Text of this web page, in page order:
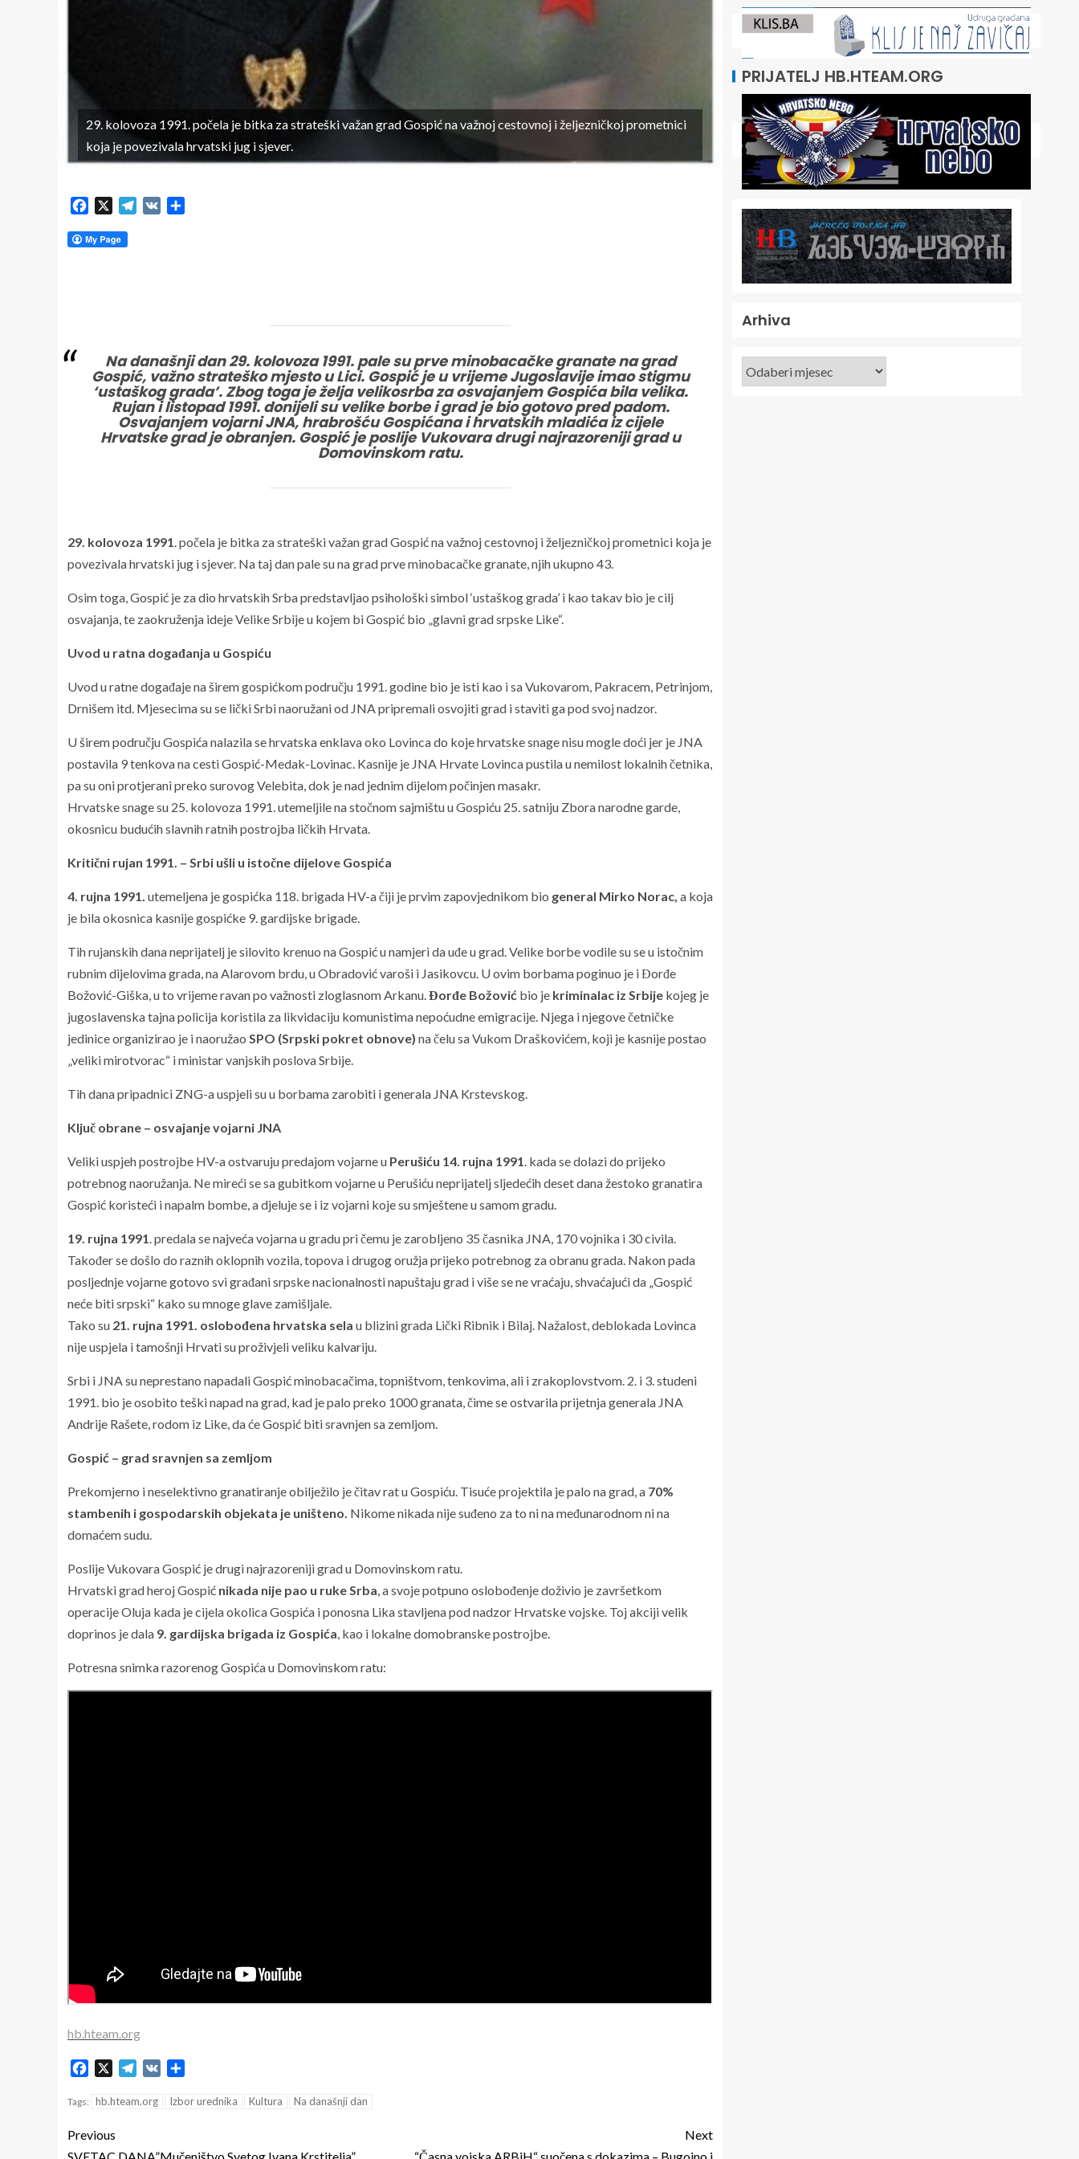
29. kolovoza 1991. počela je bitka za strateški važan grad Gospić na važnoj cestovnoj i željezničkoj prometnici
koja je povezivala hrvatski jug i sjever.
Facebook Telegram
VK
Na današnji dan 29. kolovoza 1991. pale su prve minobacačke granate na grad
Gospić, važno strateško mjesto u Lici. Gospić je u vrijeme Jugoslavije imao stigmu
‘ustaškog grada’. Zbog toga je želja velikosrba za osvajanjem Gospića bila velika.
Rujan i listopad 1991. donijeli su velike borbe i grad je bio gotovo pred padom.
Osvajanjem vojarni JNA, hrabrošću Gospićana i hrvatskih mladića iz cijele
Hrvatske grad je obranjen. Gospić je poslije Vukovara drugi najrazoreniji grad u
Domovinskom ratu.
29. kolovoza 1991. počela je bitka za strateški važan grad Gospić na važnoj cestovnoj i željezničkoj prometnici koja je
povezivala hrvatski jug i sjever. Na taj dan pale su na grad prve minobacačke granate, njih ukupno 43.
Osim toga, Gospić je za dio hrvatskih Srba predstavljao psihološki simbol ‘ustaškog grada’ i kao takav bio je cilj
osvajanja, te zaokruženja ideje Velike Srbije u kojem bi Gospić bio „glavni grad srpske Like“.
Uvod u ratna događanja u Gospiću
Uvod u ratne događaje na širem gospićkom području 1991. godine bio je isti kao i sa Vukovarom, Pakracem, Petrinjom,
Drnišem itd. Mjesecima su se lički Srbi naoružani od JNA pripremali osvojiti grad i staviti ga pod svoj nadzor.
U širem području Gospića nalazila se hrvatska enklava oko Lovinca do koje hrvatske snage nisu mogle doći jer je JNA
postavila 9 tenkova na cesti Gospić-Medak-Lovinac. Kasnije je JNA Hrvate Lovinca pustila u nemilost lokalnih četnika,
pa su oni protjerani preko surovog Velebita, dok je nad jednim dijelom počinjen masakr.
Hrvatske snage su 25. kolovoza 1991. utemeljile na stočnom sajmištu u Gospiću 25. satniju Zbora narodne garde,
okosnicu budućih slavnih ratnih postrojba ličkih Hrvata.
Kritični rujan 1991. – Srbi ušli u istočne dijelove Gospića
4. rujna 1991. utemeljena je gospićka 118. brigada HV-a čiji je prvim zapovjednikom bio general Mirko Norac, a koja
je bila okosnica kasnije gospićke 9. gardijske brigade.
Tih rujanskih dana neprijatelj je silovito krenuo na Gospić u namjeri da uđe u grad. Velike borbe vodile su se u istočnim
rubnim dijelovima grada, na Alarovom brdu, u Obradović varoši i Jasikovcu. U ovim borbama poginuo je i Đorđe
Božović-Giška, u to vrijeme ravan po važnosti zloglasnom Arkanu.Đorđe Božović bio je kriminalac iz Srbije kojeg je
jugoslavenska tajna policija koristila za likvidaciju komunistima nepoćudne emigracije. Njega i njegove četničke
jedinice organizirao je i naoružao SPO (Srpski pokret obnove) na čelu sa Vukom Draškovićem, koji je kasnije postao
„veliki mirotvorac“ i ministar vanjskih poslova Srbije.
Tih dana pripadnici ZNG-a uspjeli su u borbama zarobiti i generala JNA Krstevskog.
Ključ obrane – osvajanje vojarni JNA
Veliki uspjeh postrojbe HV-a ostvaruju predajom vojarne u Perušiću 14. rujna 1991. kada se dolazi do prijeko
potrebnog naoružanja. Ne mireći se sa gubitkom vojarne u Perušiću neprijatelj sljedećih deset dana žestoko granatira
Gospić koristeći i napalm bombe, a djeluje se i iz vojarni koje su smještene u samom gradu.
19. rujna 1991. predala se najveća vojarna u gradu pri čemu je zarobljeno 35 časnika JNA, 170 vojnika i 30 civila.
Također se došlo do raznih oklopnih vozila, topova i drugog oružja prijeko potrebnog za obranu grada. Nakon pada
posljednje vojarne gotovo svi građani srpske nacionalnosti napuštaju grad i više se ne vraćaju, shvaćajući da „Gospić
neće biti srpski“ kako su mnoge glave zamišljale.
Tako su 21. rujna 1991. oslobođena hrvatska sela u blizini grada Lički Ribnik i Bilaj. Nažalost, deblokada Lovinca
nije uspjela i tamošnji Hrvati su proživjeli veliku kalvariju.
Srbi i JNA su neprestano napadali Gospić minobacačima, topništvom, tenkovima, ali i zrakoplovstvom. 2. i 3. studeni
1991. bio je osobito teški napad na grad, kad je palo preko 1000 granata, čime se ostvarila prijetnja generala JNA
Andrije Rašete, rodom iz Like, da će Gospić biti sravnjen sa zemljom.
Gospić – grad sravnjen sa zemljom
Prekomjerno i neselektivno granatiranje obilježilo je čitav rat u Gospiću. Tisuće projektila je palo na grad, a 70%
stambenih i gospodarskih objekata je uništeno. Nikome nikada nije suđeno za to ni na međunarodnom ni na
domaćem sudu.
Poslije Vukovara Gospić je drugi najrazoreniji grad u Domovinskom ratu.
Hrvatski grad heroj Gospić nikada nije pao u ruke Srba, a svoje potpuno oslobođenje doživio je završetkom
operacije Oluja kada je cijela okolica Gospića i ponosna Lika stavljena pod nadzor Hrvatske vojske. Toj akciji velik
doprinos je dala 9. gardijska brigada iz Gospića, kao i lokalne domobranske postrojbe.
Potresna snimka razorenog Gospića u Domovinskom ratu:
hb.hteam.org
Facebook Telegram
VK
Tags: hb.hteam.org Izbor urednika Kultura Na današnji dan
Previous
Next
PRIJATELJ HB.HTEAM.ORG
Arhiva